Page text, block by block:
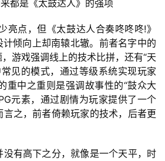
都是《太鼓达人》的强项
亮点，但《太鼓达人合奏咚咚咚!》
倾向上却南辕北辙。前者名字中的
游戏强调线上的技术比拼，还有“天
见的模式，通过等级系统实现玩家
重中之重则是强调故事性的“鼓众大
元素，通过剧情为玩家提供了一个
言之，前者倚赖玩家的技术，后者更
没有高下之分，就像是一个天平，时